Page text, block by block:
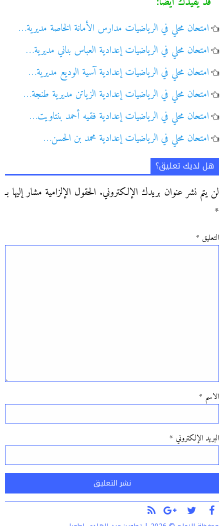
امتحان محلي في الرياضيات مدارس الأمانة الخاصة مديرية…
امتحان محلي في الرياضيات إعدادية العباس بناني مديرية…
امتحان محلي في الرياضيات إعدادية آسية الوديع مديرية…
امتحان محلي في الرياضيات إعدادية الزياتن مديرية طنجة…
امتحان محلي في الرياضيات إعدادية فقيه أحمد بنتاويت…
امتحان محلي في الرياضيات إعدادية محمد بن الحسن…
هل لديك تعليق؟
لن يتم نشر عنوان بريدك الإلكتروني. الحقول الإلزامية مشار إليها بـ
*
التعليق *
الاسم *
البريد الإلكتروني *
Alternative: